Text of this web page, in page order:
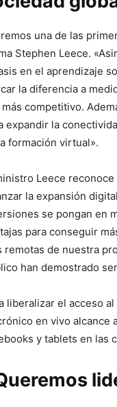
una de las
Stephen Leece.
en el aprendizaje
la diferencia a
competitivo.
expandir la
formación virtual».
Leece
la expansión
se pongan en
para conseguir
remotas de nuestra
han demostrado
liberalizar el acceso
en vivo alcance
y tablets en las